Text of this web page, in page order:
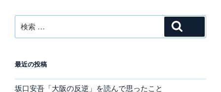
索:
最近の投稿
坂口安吾「大阪の反逆」を読んで思ったこと